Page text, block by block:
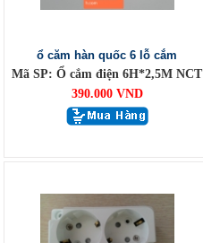
ổ căm hàn quốc 6 lỗ cắm
Mã SP: Ổ cắm điện 6H*2,5M NCT
390.000 VND